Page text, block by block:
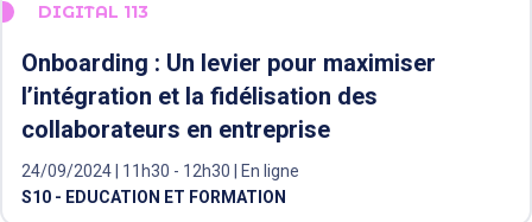
DIGITAL 113
Onboarding : Un levier pour maximiser
l’intégration et la fidélisation des
collaborateurs en entreprise
24/09/2024 | 11h30 - 12h30 | En ligne
S10 - EDUCATION ET FORMATION